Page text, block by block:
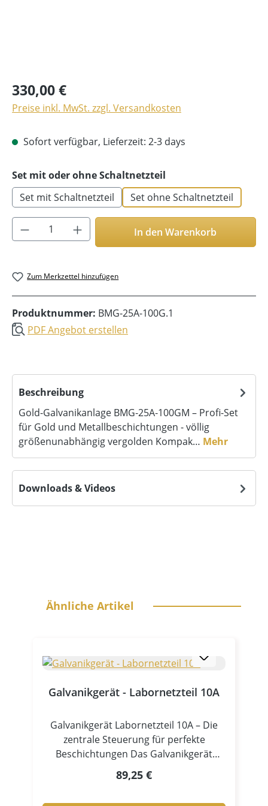
330,00 €
Preise inkl. MwSt. zzgl. Versandkosten
Sofort verfügbar, Lieferzeit: 2-3 days
Set mit oder ohne Schaltnetzteil
Set mit Schaltnetzteil
Set ohne Schaltnetzteil
Produkt Anzahl: Gib den gewünschten
In den Warenkorb
Zum Merkzettel hinzufügen
Produktnummer: BMG-25A-100G.1
PDF Angebot erstellen
Beschreibung
Gold-Galvanikanlage BMG‑25A‑100GM – Profi-Set
für Gold und Metallbeschichtungen - völlig
größenunabhängig vergolden Kompak… Mehr
Downloads & Videos
Ähnliche Artikel
Galvanikgerät - Labornetzteil 10A
Galvanikgerät Labornetzteil 10A – Die
zentrale Steuerung für perfekte
Beschichtungen Das Galvanikgerät
Labornetzteil 10A ist das Herzstück jeder
professionellen Galvanikanlage. Es
Regulärer Preis:
89,25 €